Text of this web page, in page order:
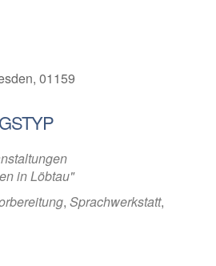
01159
in Löbtau"
, Sprachwerkstatt,